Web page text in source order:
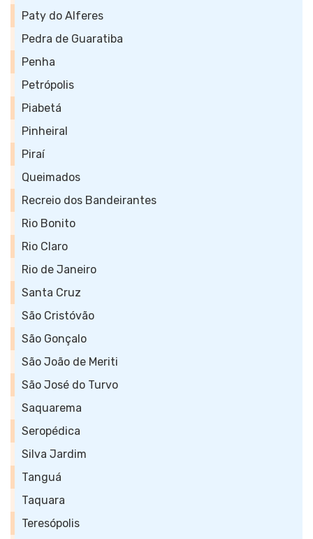
Paty do Alferes
Pedra de Guaratiba
Penha
Petrópolis
Piabetá
Pinheiral
Piraí
Queimados
Recreio dos Bandeirantes
Rio Bonito
Rio Claro
Rio de Janeiro
Santa Cruz
São Cristóvão
São Gonçalo
São João de Meriti
São José do Turvo
Saquarema
Seropédica
Silva Jardim
Tanguá
Taquara
Teresópolis